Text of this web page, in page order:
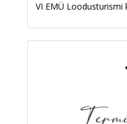
VI EMÜ Loodusturismi